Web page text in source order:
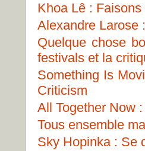
Khoa Lê :
Alexandre Larose
Quelque chose
festivals et la
Something Is
Criticism
All Together Now
Tous ensemble
Sky Hopinka : Se